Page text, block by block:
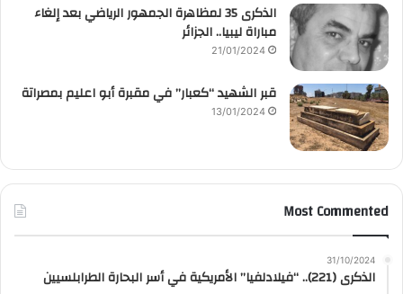
الذكرى 35 لمظاهرة الجمهور الرياضي بعد إلغاء
مباراة ليبيا.. الجزائر
21/01/2024
قبر الشهيد “كعبار” في مقبرة أبو اعليم بمصراتة
13/01/2024
Most Commented
31/10/2024
الذكرى (221).. “فيلادلفيا” الأمريكية في أسر البحارة الطرابلسيين